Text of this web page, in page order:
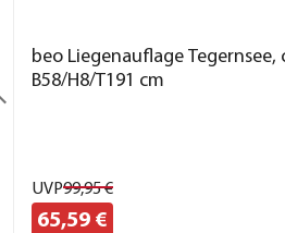
beo Liegenauflage Tegernsee,
B58/H8/T191 cm
UVP99,95€
65,59 €